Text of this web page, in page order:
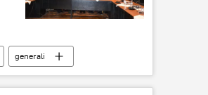
generali